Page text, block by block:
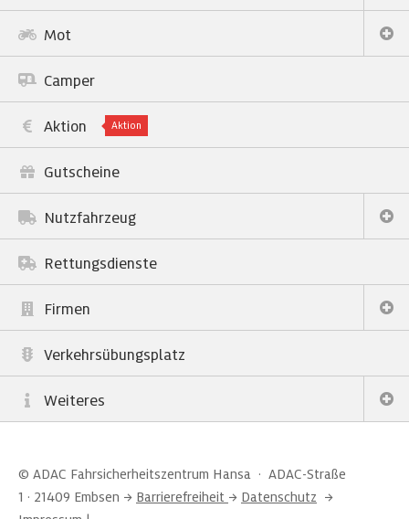
Mot
Camper
Aktion Aktion
Gutscheine
Nutzfahrzeug
Rettungsdienste
Firmen
Verkehrsübungsplatz
Weiteres
© ADAC Fahrsicherheitszentrum Hansa · ADAC-Straße
1 · 21409 Embsen → Barrierefreiheit → Datenschutz →